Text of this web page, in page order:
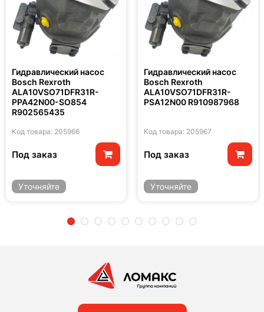
Гидравлический насос
Bosch Rexroth
ALA10VSO71DFR31R-
PPA42N00-SO854
R902565435
Код товара: 205966
Под заказ
Уточняйте
Гидравлический насос
Bosch Rexroth
ALA10VSO71DFR31R-
PSA12N00 R910987968
Код товара: 205967
Под заказ
Уточняйте